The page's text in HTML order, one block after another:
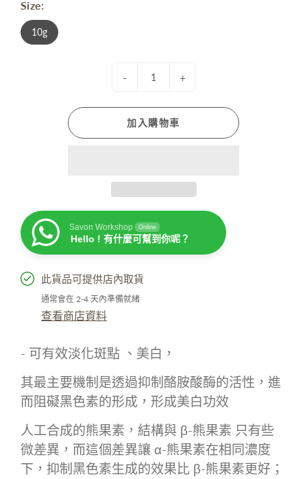
Size:
10g
- +
加入購物車
Savon Workshop Online
Hello ! 有什麼可幫到你呢？
此貨品可提供店內取貨
通常會在 2-4 天內準備就緒
查看商店資料
- 可有效淡化斑點 、 美白，
其最主要機制是透過抑制酪胺酸酶的活性，進
而阻礙黑色素的形成， 形成美白功效
人工合成的熊果素，結構與 β-熊果素 只有些
微差異，而這個差異讓 α-熊果素在相同濃度
下，抑制黑色素生成的效果比 β-熊果素更好；